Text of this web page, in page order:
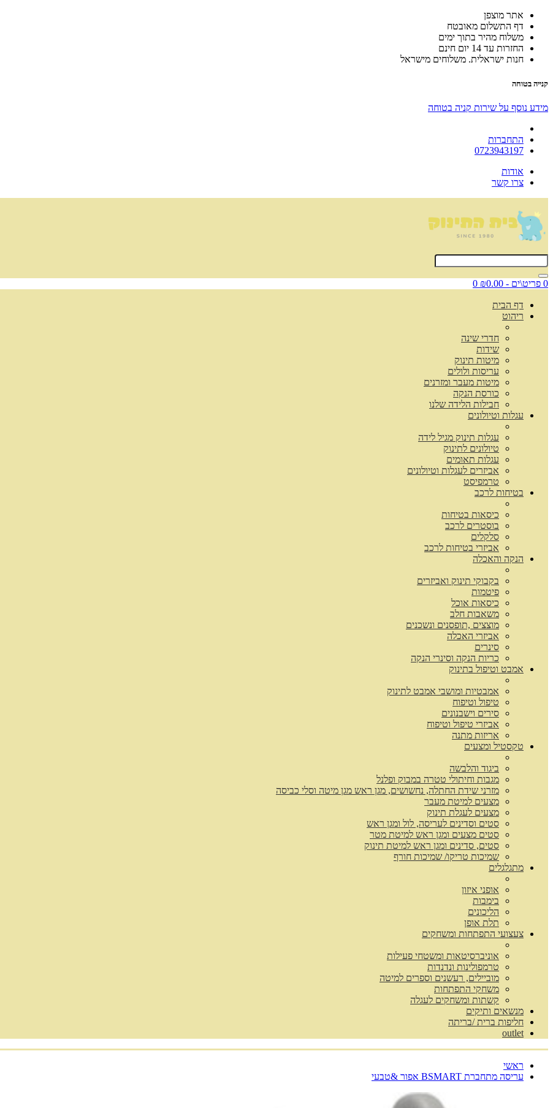
אתר מוצפן
דף התשלום מאובטח
משלוח מהיר בתוך ימים
החזרות עד 14 יום חינם
חנות ישראלית. משלוחים מישראל
קנייה בטוחה
מידע נוסף על שירות קניה בטוחה
התחברות
0723943197
אודות
צרו קשר
0 פריט\ים - ₪0.00 0
דף הבית
ריהוט
חדרי שינה
שידות
מיטות תינוק
עריסות ולולים
מיטות מעבר ומזרנים
כורסת הנקה
חבילות הלידה שלנו
עגלות וטיולונים
עגלות תינוק מגיל לידה
טיולונים לתינוק
עגלות תאומים
אביזרים לעגלות וטיולונים
טרמפיסט
בטיחות לרכב
כיסאות בטיחות
בוסטרים לרכב
סלקלים
אביזרי בטיחות לרכב
הנקה והאכלה
בקבוקי תינוק ואביזרים
פיטמות
כיסאות אוכל
משאבות חלב
מוצצים ,תופסנים ונשכנים
אביזרי האכלה
סינרים
כריות הנקה וסינרי הנקה
אמבט וטיפול בתינוק
אמבטיות ומושבי אמבט לתינוק
טיפול וטיפוח
סירים וישבנונים
אביזרי טיפול וטיפוח
אריזות מתנה
טקסטיל ומצעים
ביגוד והלבשה
מגבות וחיתולי טטרה במבוק ופלנל
מזרני שידת החתלה, נחשושים, מגן ראש מגן מיטה וסלי כביסה
מצעים למיטת מעבר
מצעים לעגלת תינוק
סטים וסדינים לעריסה, לול ומגן ראש
סטים מצעים ומגן ראש למיטת מטר
סטים, סדינים ומגן ראש למיטת תינוק
שמיכות טריקו/ שמיכות חורף
מתגלגלים
אופני איזון
בימבות
הליכונים
תלת אופן
צעצועי התפתחות ומשחקים
אוניברסיטאות ומשטחי פעילות
טרמפולינות ונדנדות
מוביילים, רעשנים וספרים למיטה
משחקי התפתחות
קשתות ומשחקים לעגלה
מנשאים ותיקים
חליפות ברית /בריתה
outlet
ראשי
עריסה מתחברת BSMART אפור &טבעי